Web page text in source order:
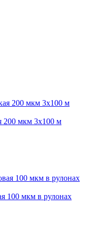
200 мкм 3х100 м
100 мкм в рулонах